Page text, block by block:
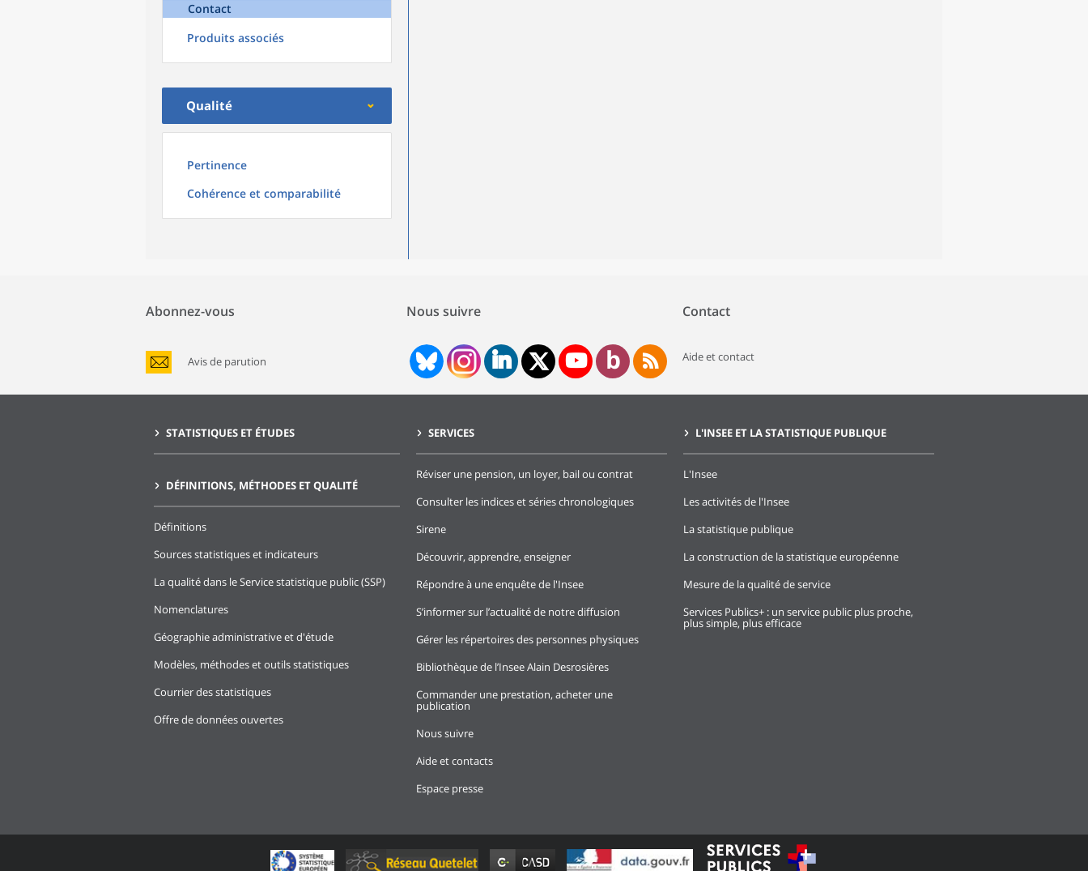
Contact
Produits associés
Qualité
Pertinence
Cohérence et comparabilité
Abonnez-vous
Avis de parution
Nous suivre Contact
Aide et contact
STATISTIQUES ET ÉTUDES
DÉFINITIONS, MÉTHODES ET QUALITÉ
Définitions
Sources statistiques et indicateurs
La qualité dans le Service statistique public (SSP)
Nomenclatures
Géographie administrative et d'étude
Modèles, méthodes et outils statistiques
Courrier des statistiques
Offre de données ouvertes
SERVICES
Réviser une pension, un loyer, bail ou contrat
Consulter les indices et séries chronologiques
Sirene
Découvrir, apprendre, enseigner
Répondre à une enquête de l'Insee
S’informer sur l’actualité de notre diffusion
Gérer les répertoires des personnes physiques
Bibliothèque de l’Insee Alain Desrosières
Commander une prestation, acheter une
publication
Nous suivre
Aide et contacts
Espace presse
L'INSEE ET LA STATISTIQUE PUBLIQUE
L'Insee
Les activités de l'Insee
La statistique publique
La construction de la statistique européenne
Mesure de la qualité de service
Services Publics+ : un service public plus proche,
plus simple, plus efficace